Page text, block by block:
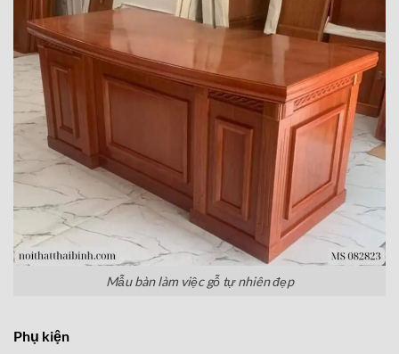
Mẫu bàn làm việc gỗ tự nhiên đẹp
Phụ kiện